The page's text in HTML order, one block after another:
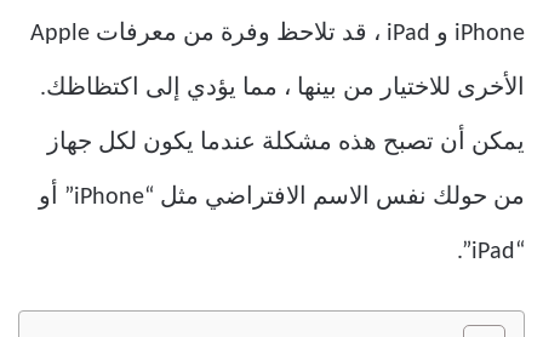
iPhone و iPad ، قد تلاحظ وفرة من معرفات Apple
الأخرى للاختيار من بينها ، مما يؤدي إلى اكتظاظك.
يمكن أن تصبح هذه مشكلة عندما يكون لكل جهاز
من حولك نفس الاسم الافتراضي مثل “iPhone” أو
“iPad”.